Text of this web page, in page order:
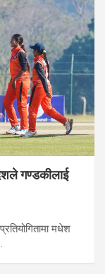
गण्डकीलाई
मधेश